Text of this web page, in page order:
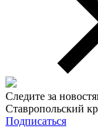
Следите за
Ставропольский
Подписаться